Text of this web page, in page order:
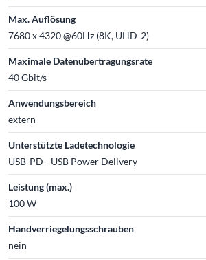
Max. Auflösung
7680 x 4320 @60Hz (8K, UHD-2)
Maximale Datenübertragungsrate
40 Gbit/s
Anwendungsbereich
extern
Unterstützte Ladetechnologie
USB-PD - USB Power Delivery
Leistung (max.)
100 W
Handverriegelungsschrauben
nein